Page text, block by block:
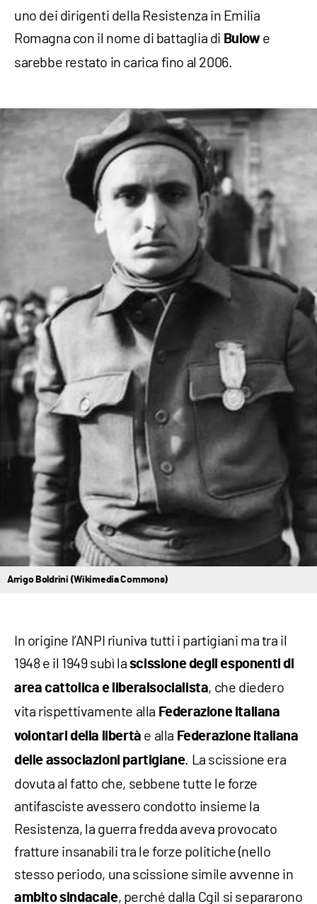
uno dei dirigenti della Resistenza in Emilia
Romagna con il nome di battaglia di Bulowe
sarebbe restato in carica fino al 2006.
Arrigo Boldrini (Wikimedia Commons)
In origine l’ANPI riuniva tutti i partigiani ma tra il
1948 e il 1949 subì la scissione degli esponenti di
area cattolica e liberalsocialista, che diedero
vita rispettivamente alla Federazione italiana
volontari della libertà e alla Federazione italiana
delle associazioni partigiane. La scissione era
dovuta al fatto che, sebbene tutte le forze
antifasciste avessero condotto insieme la
Resistenza, la guerra fredda aveva provocato
fratture insanabili tra le forze politiche (nello
stesso periodo, una scissione simile avvenne in
ambito sindacale, perché dalla Cgil si separarono